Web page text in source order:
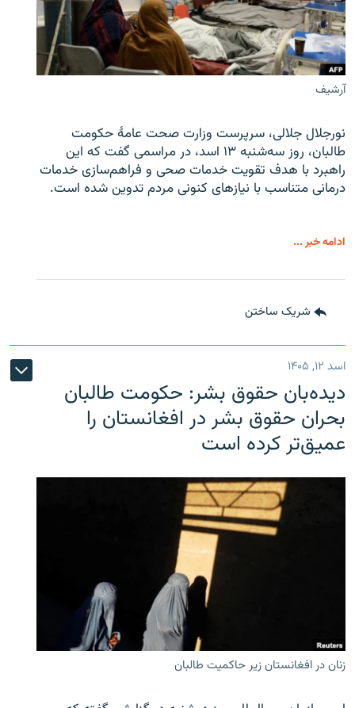
آرشیف
نورجلال جلالی، سرپرست وزارت صحت عامۀ حکومت
طالبان، روز سه‌شنبه ۱۳ اسد، در مراسمی گفت که این
راهبرد با هدف تقویت خدمات صحی و فراهم‌سازی خدمات
درمانی متناسب با نیازهای کنونی مردم تدوین شده است.
ادامه خبر ...
شریک ساختن
اسد ۱۲, ۱۴۰۵
دیده‌بان حقوق بشر: حکومت طالبان
بحران حقوق بشر در افغانستان را
عمیق‌تر کرده است
زنان در افغانستان زیر حاکمیت طالبان